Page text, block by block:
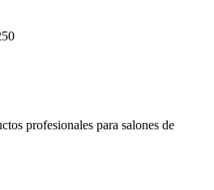
profesionales para salones de